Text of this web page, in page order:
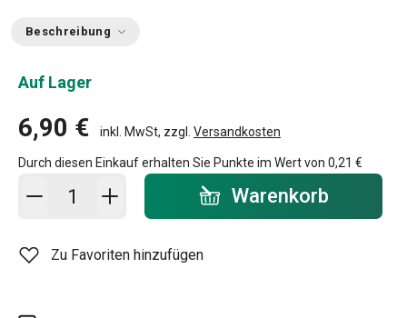
Beschreibung
Auf Lager
6,90 € inkl. MwSt, zzgl. Versandkosten
Durch diesen Einkauf erhalten Sie Punkte im Wert von 0,21 €
In den Warenkorb - Menge Warenkorb
Zu Favoriten hinzufügen